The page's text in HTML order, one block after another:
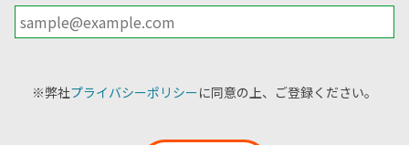
※弊社プライバシーポリシーに同意の上、ご登録ください。